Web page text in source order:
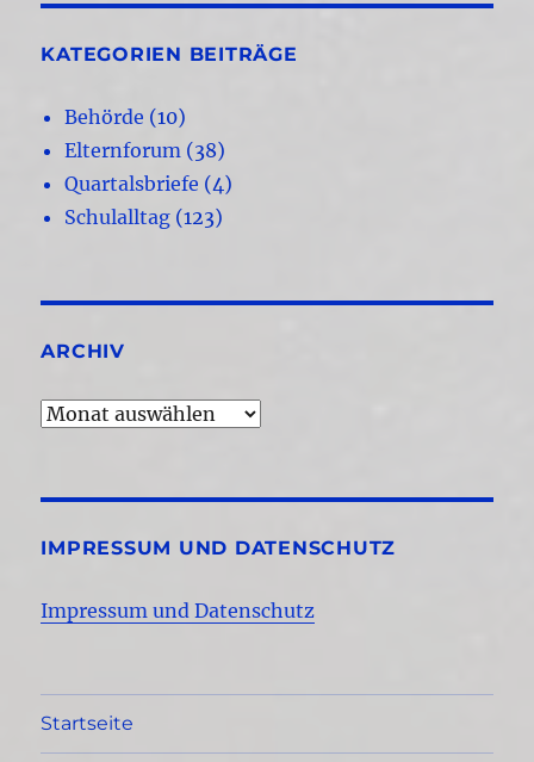
KATEGORIEN BEITRÄGE
Behörde (10)
Elternforum (38)
Quartalsbriefe (4)
Schulalltag (123)
ARCHIV
Archiv
IMPRESSUM UND DATENSCHUTZ
Impressum und Datenschutz
Startseite